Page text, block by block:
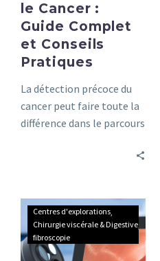
le Cancer :
Guide Complet
et Conseils
Pratiques
La détection précoce du
cancer peut faire toute la
différence dans le parcours
Comprendre
les
avantages
de
Centres d'explorations
Chirurgie viscérale & Digestive
fibroscopie